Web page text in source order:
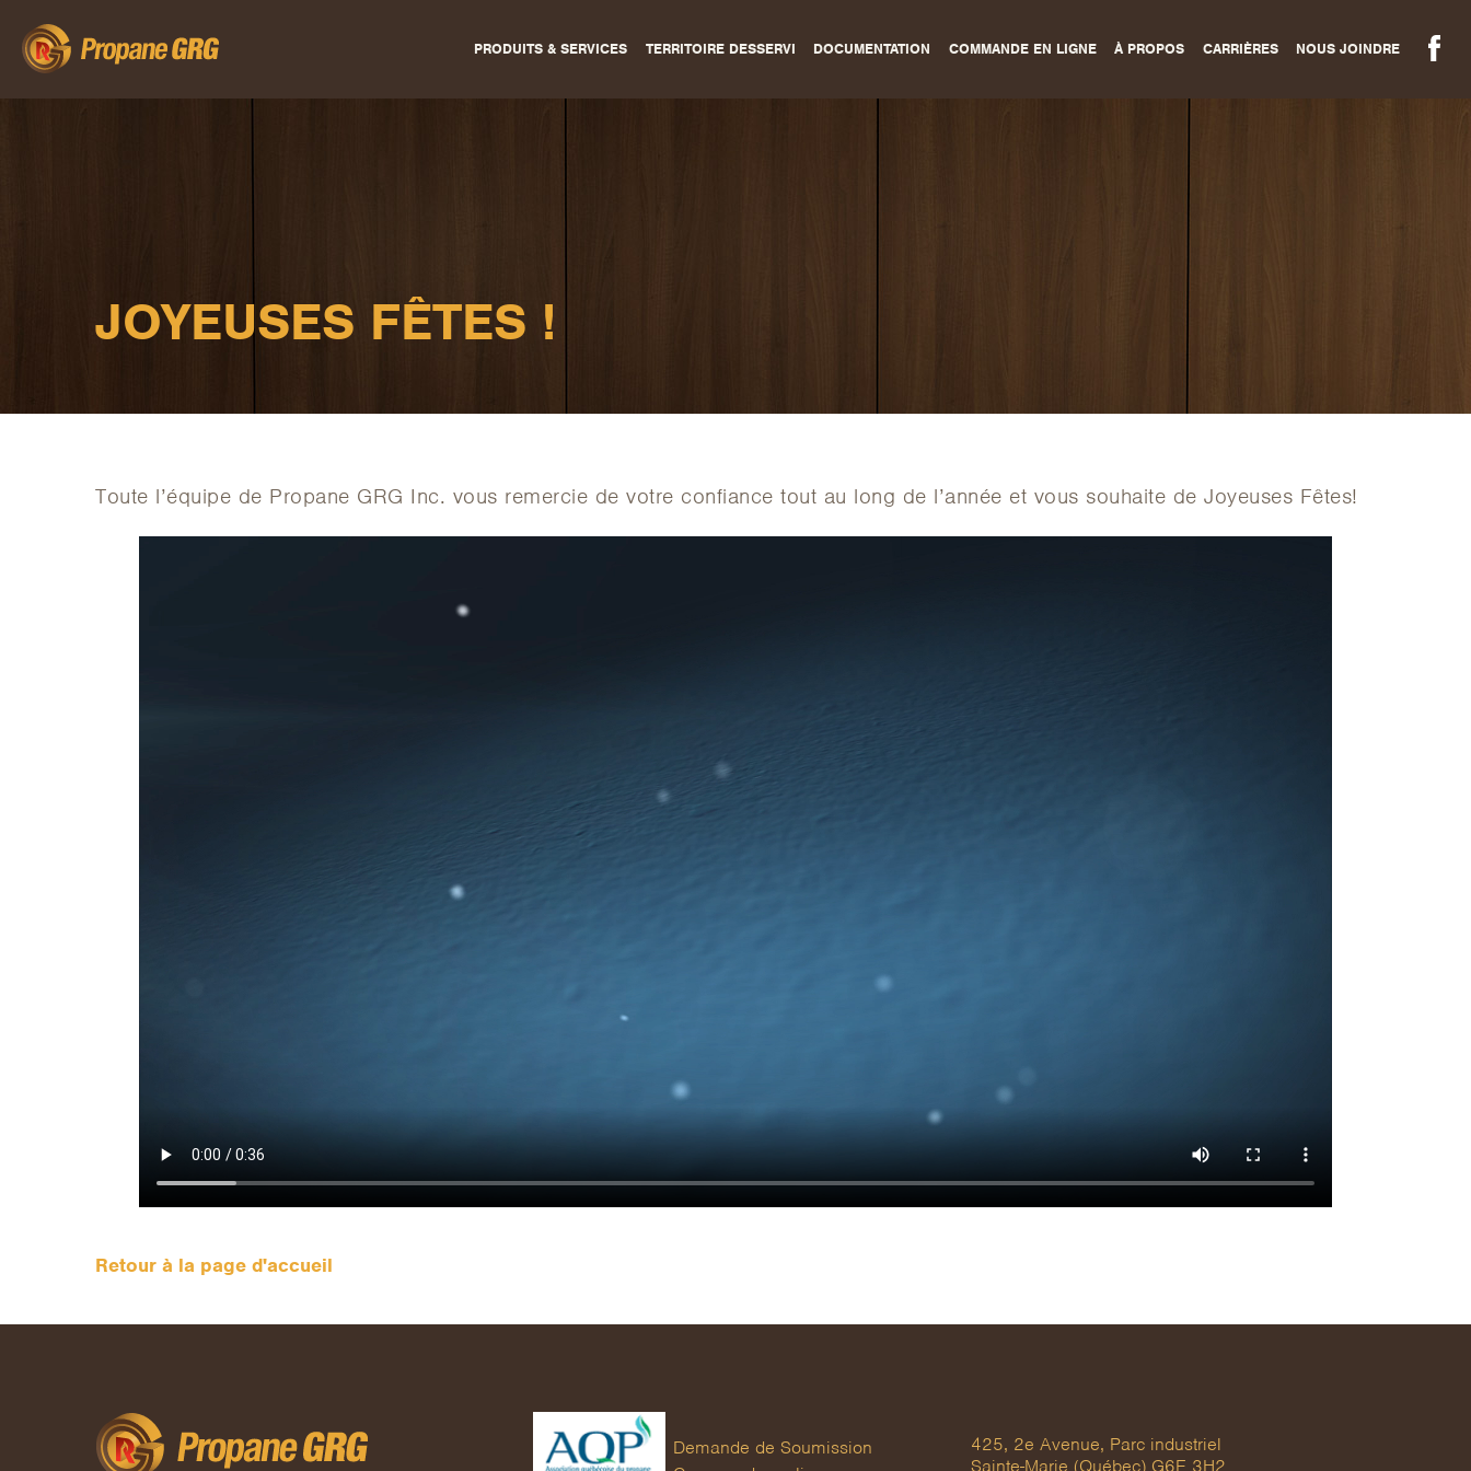
PRODUITS & SERVICES TERRITOIRE DESSERVI DOCUMENTATION COMMANDE EN LIGNE À PROPOS CARRIÈRES NOUS JOINDRE
JOYEUSES FÊTES !
Toute l’équipe de Propane GRG Inc. vous remercie de votre confiance tout au long de l’année et vous souhaite de Joyeuses Fêtes!
Retour à la page d'accueil
Demande de Soumission
425, 2e Avenue, Parc industriel
Sainte-Marie (Québec) G6E 3H2